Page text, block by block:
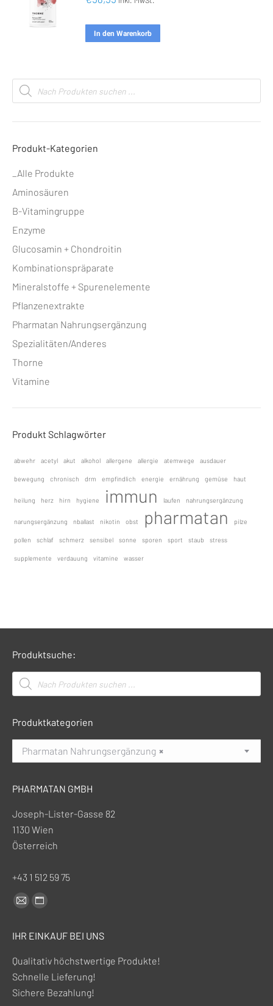
In den Warenkorb
Products
search
Produkt-Kategorien
_Alle Produkte
Aminosäuren
B-Vitamingruppe
Enzyme
Glucosamin + Chondroitin
Kombinationspräparate
Mineralstoffe + Spurenelemente
Pflanzenextrakte
Pharmatan Nahrungsergänzung
Spezialitäten/Anderes
Thorne
Vitamine
Produkt Schlagwörter
abwehr acetyl akut alkohol allergene allergie atemwege ausdauer
bewegung chronisch drm empfindlich energie ernährung gemüse haut
heilung herz hirn hygiene immun laufen nahrungsergänzung
narungsergänzung nballast nikotin obst pharmatan pilze
pollen schlaf schmerz sensibel sonne sporen sport staub stress
supplemente verdauung vitamine wasser
Produktsuche:
Products
search
Produktkategorien
×
Pharmatan Nahrungsergänzung
PHARMATAN GMBH
Joseph-Lister-Gasse 82
1130 Wien
Österreich
+43 1 512 59 75
Finden Sie uns auf:
E-
Seite
Website-
wird
neuen
IHR EINKAUF BEI UNS
Qualitativ höchstwertige Produkte!
Schnelle Lieferung!
Sichere Bezahlung!